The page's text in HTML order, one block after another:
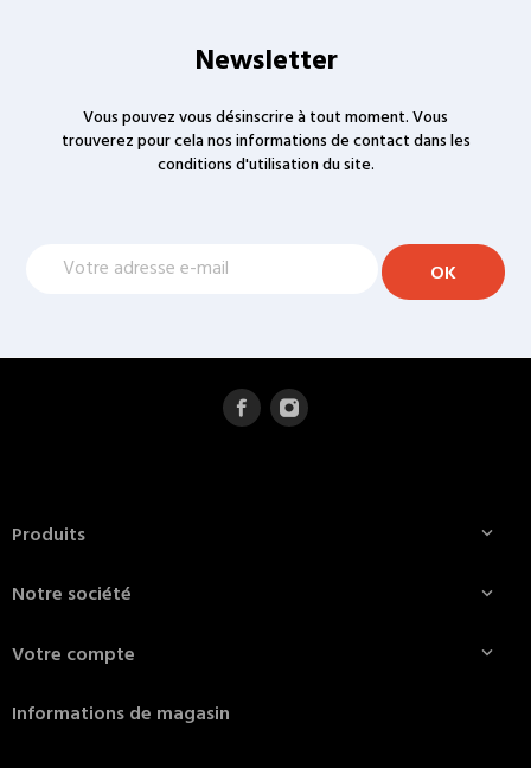
Newsletter
Vous pouvez vous désinscrire à tout moment. Vous
trouverez pour cela nos informations de contact dans les
conditions d'utilisation du site.
Produits 
Notre société 
Votre compte 
Informations de magasin